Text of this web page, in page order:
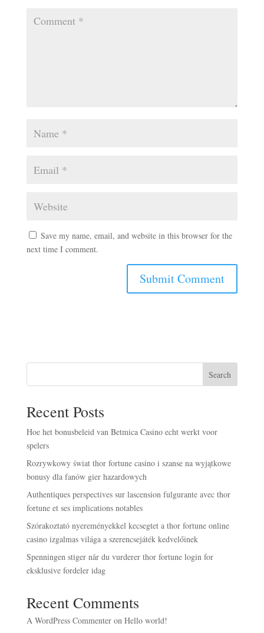
Save my name, email, and website in this browser for the
next time I comment.
Search
Recent Posts
Hoe het bonusbeleid van Betmica Casino echt werkt voor
spelers
Rozrywkowy świat thor fortune casino i szanse na wyjątkowe
bonusy dla fanów gier hazardowych
Authentiques perspectives sur lascension fulgurante avec thor
fortune et ses implications notables
Szórakoztató nyereményekkel kecsegtet a thor fortune online
casino izgalmas világa a szerencsejáték kedvelőinek
Spenningen stiger når du vurderer thor fortune login for
eksklusive fordeler idag
Recent Comments
A WordPress Commenteron Hello world!